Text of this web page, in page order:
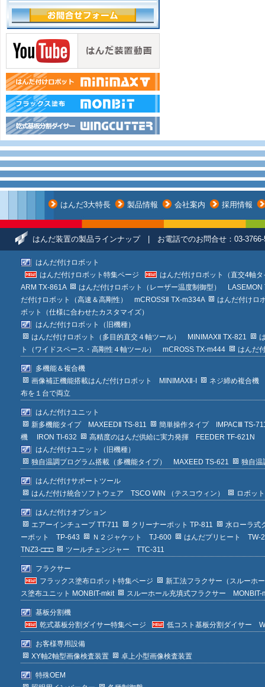
はんだ3大特長 製品情報 会社案内 採用情報
はんだ装置の製品ラインナップ | お電話でのお問合せ：03-
はんだ付けロボット
はんだ付けロボット特集ページ
はんだ付けロボット（直交4軸
ARM TX-861A
はんだ付けロボット（レーザー温度制御型） LASEMON
だ付けロボット（高速＆高剛性） mCROSSⅡ TX-m334A
はんだ付けロ
ボット（仕様に合わせたカスタマイズ）
はんだ付けロボット（旧機種）
はんだ付けロボット（多目的直交４軸ツール） MINIMAXⅡ TX-821
ト（ワイドスペース・高剛性４軸ツール） mCROSS TX-m444
はんだ
多機能＆複合機
画像補正機能搭載はんだ付けロボット MINIMAXⅡ-I
ネジ締め複合機
布を１台で両立
はんだ付けユニット
新多機能タイプ MAXEEDⅡ TS-811
簡単操作タイプ IMPACⅢ TS-
機 IRON TI-632
高精度のはんだ供給に実力発揮 FEEDER TF-621N
はんだ付けユニット（旧機種）
独自温調プログラム搭載（多機能タイプ） MAXEED TS-621
独自温
はんだ付けサポートツール
はんだ付け統合ソフトウェア TSCO WIN （テスコウィン）
ロボッ
はんだ付けオプション
エアーインチューブ TT-711
クリーナーポット TP-811
水ローラ式
ーポット TP-643
Ｎ２ジャケット TJ-600
はんだプリヒート TW-
TNZ3-□□□
ツールチェンジャー TTC-311
フラクサー
フラックス塗布ロボット特集ページ
新工法フラクサー（スルーホ
ス塗布ユニット MONBIT-mkit
スルーホール充填式フラクサー MONBIT-
基板分割機
乾式基板分割ダイサー特集ページ
低コスト基板分割ダイサー
お客様専用設備
XY軸2軸型画像検査装置
卓上小型画像検査装置
特殊OEM